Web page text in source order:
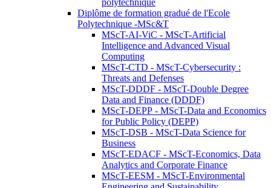
polytechnique
Diplôme de formation gradué de l'Ecole
Polytechnique -MSc&T
MScT-AI-ViC - MScT-Artificial
Intelligence and Advanced Visual
Computing
MScT-CTD - MScT-Cybersecurity :
Threats and Defenses
MScT-DDDF - MScT-Double Degree
Data and Finance (DDDF)
MScT-DEPP - MScT-Data and Economics
for Public Policy (DEPP)
MScT-DSB - MScT-Data Science for
Business
MScT-EDACF - MScT-Economics, Data
Analytics and Corporate Finance
MScT-EESM - MScT-Environmental